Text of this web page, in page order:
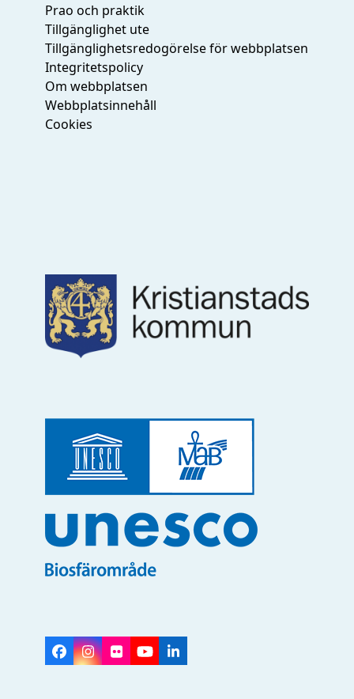
Prao och praktik
Tillgänglighet ute
Tillgänglighetsredogörelse för webbplatsen
Integritetspolicy
Om webbplatsen
Webbplatsinnehåll
Cookies
Facebook
Instagram
FlickrYouTubeLinkedIn